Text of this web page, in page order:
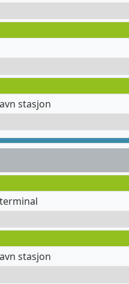
stasjon
stasjon